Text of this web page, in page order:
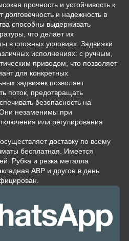
прочность и устойчивость к
долговечность и надежность в
способны выдерживать
что делает их
в сложных условиях. Задвижки
исполнениях: с ручным,
приводом, что позволяет
для конкретных
задвижек позволяет
поток, предотвращать
безопасность на
незаменимы при
или регулирования
доставку по всему
бесплатная. Имеется
Рубка и резка металла
АВР и другое в день